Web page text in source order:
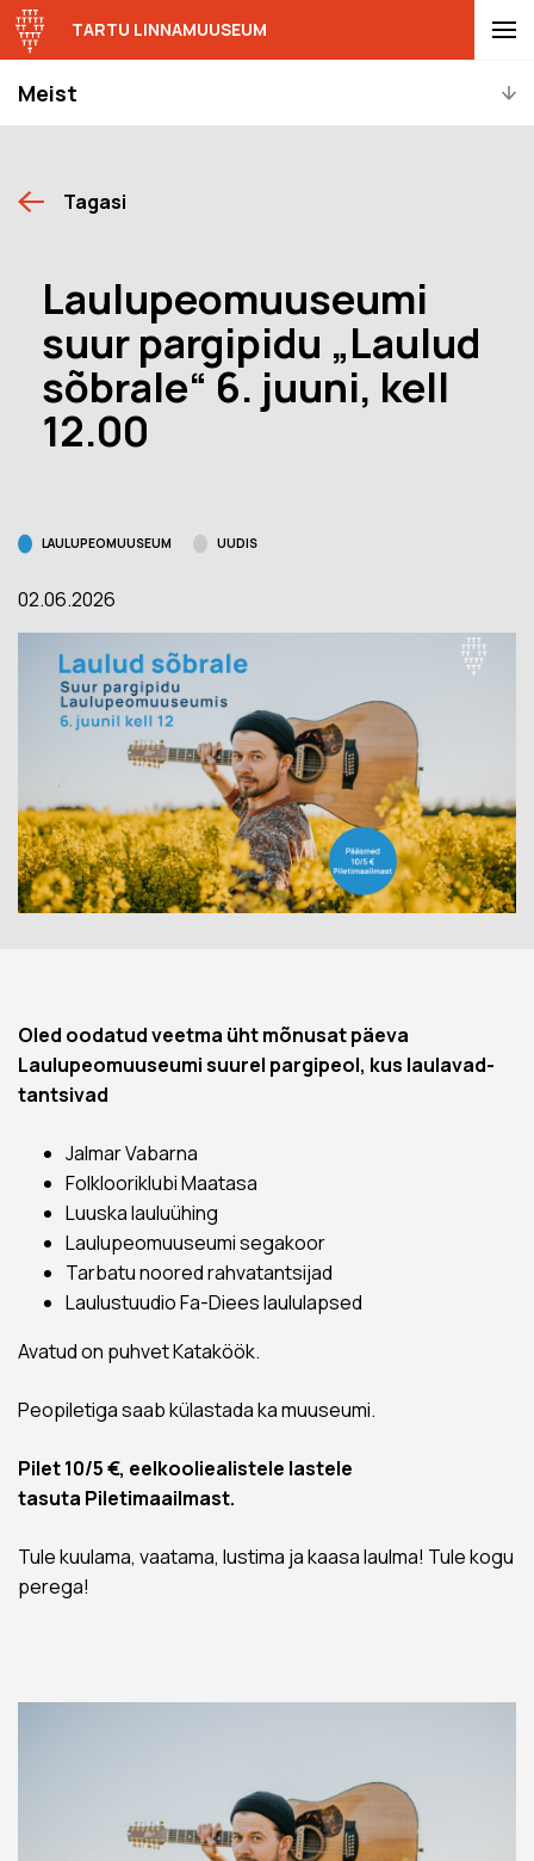
Meist
TARTU LINNAMUUSEUM
Tagasi
Laulupeomuuseumi
suur pargipidu „Laulud
sõbrale“ 6. juuni, kell
12.00
LAULUPEOMUUSEUM UUDIS
02.06.2026
Oled oodatud veetma üht mõnusat päeva
Laulupeomuuseumi suurel pargipeol, kus laulavad-
tantsivad
Jalmar Vabarna
Folklooriklubi Maatasa
Luuska lauluühing
Laulupeomuuseumi segakoor
Tarbatu noored rahvatantsijad
Laulustuudio Fa-Diees laululapsed
Avatud on puhvet Kataköök.
Peopiletiga saab külastada ka muuseumi.
Pilet 10/5 €, eelkooliealistele lastele
tasuta Piletimaailmast.
Tule kuulama, vaatama, lustima ja kaasa laulma! Tule kogu
perega!